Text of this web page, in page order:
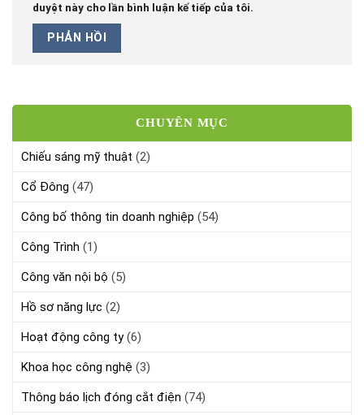
duyệt này cho lần bình luận kế tiếp của tôi.
CHUYÊN MỤC
Chiếu sáng mỹ thuật (2)
Cổ Đông (47)
Công bố thông tin doanh nghiệp (54)
Công Trình (1)
Công văn nội bộ (5)
Hồ sơ năng lực (2)
Hoạt động công ty(6)
Khoa học công nghệ (3)
Thông báo lịch đóng cắt điện (74)